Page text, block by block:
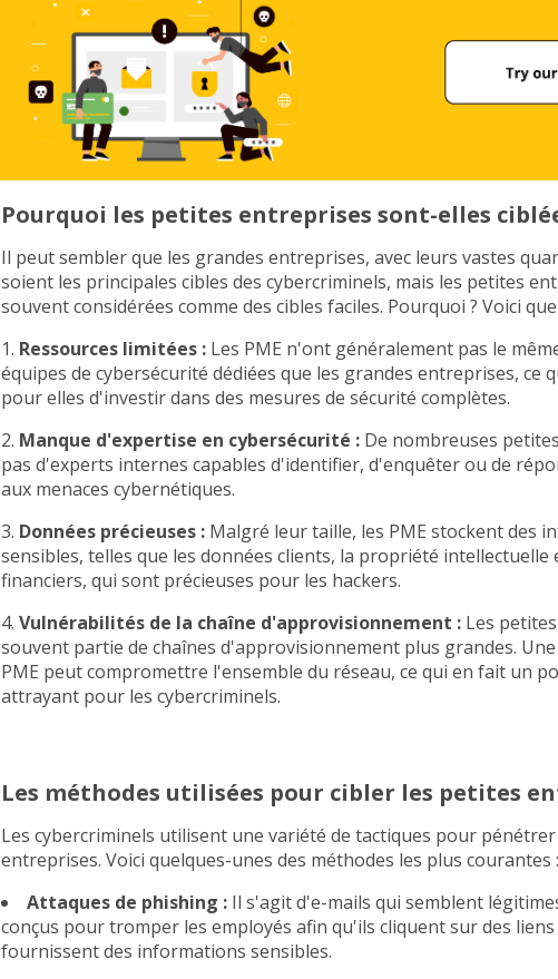
Pourquoi les petites entreprises sont-elles
Il peut sembler que les grandes entreprises, avec leurs vastes
soient les principales cibles des cybercriminels, mais les petites
souvent considérées comme des cibles faciles. Pourquoi ? Voici
1. Ressources limitées : Les PME n'ont généralement pas le
équipes de cybersécurité dédiées que les grandes entreprises, ce
pour elles d'investir dans des mesures de sécurité complètes.
2. Manque d'expertise en cybersécurité : De nombreuses
pas d'experts internes capables d'identifier, d'enquêter ou de
aux menaces cybernétiques.
3. Données précieuses : Malgré leur taille, les PME stockent des
sensibles, telles que les données clients, la propriété intellectuelle
financiers, qui sont précieuses pour les hackers.
4. Vulnérabilités de la chaîne d'approvisionnement : Les
souvent partie de chaînes d'approvisionnement plus grandes.
PME peut compromettre l'ensemble du réseau, ce qui en fait un
attrayant pour les cybercriminels.
Les méthodes utilisées pour cibler les petites
Les cybercriminels utilisent une variété de tactiques pour
entreprises. Voici quelques-unes des méthodes les plus courantes :
Attaques de phishing : Il s'agit d'e-mails qui semblent
conçus pour tromper les employés afin qu'ils cliquent sur des
fournissent des informations sensibles.